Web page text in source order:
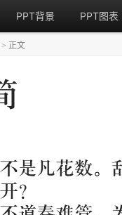
PPT背景 PPT图表
> 正文